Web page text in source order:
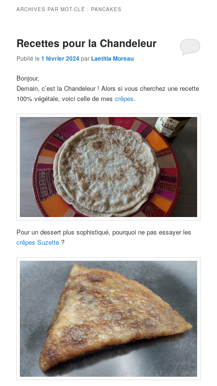
ARCHIVES PAR MOT-CLÉ : PANCAKES
Recettes pour la Chandeleur
Publié le1 février 2024par Laetitia Moreau
Bonjour,
Demain, c’est la Chandeleur ! Alors si vous cherchez une recette
100% végétale, voici celle de mescrêpes.
Pour un dessert plus sophistiqué, pourquoi ne pas essayer les
crêpes Suzette ?